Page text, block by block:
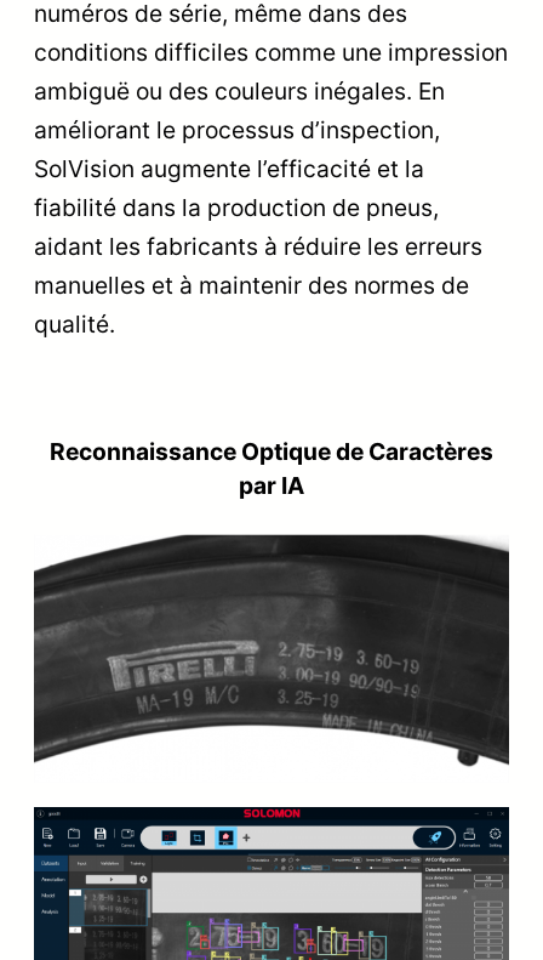
numéros de série, même dans des
conditions difficiles comme une impression
ambiguë ou des couleurs inégales. En
améliorant le processus d’inspection,
SolVision augmente l’efficacité et la
fiabilité dans la production de pneus,
aidant les fabricants à réduire les erreurs
manuelles et à maintenir des normes de
qualité.
Reconnaissance Optique de Caractères
par IA